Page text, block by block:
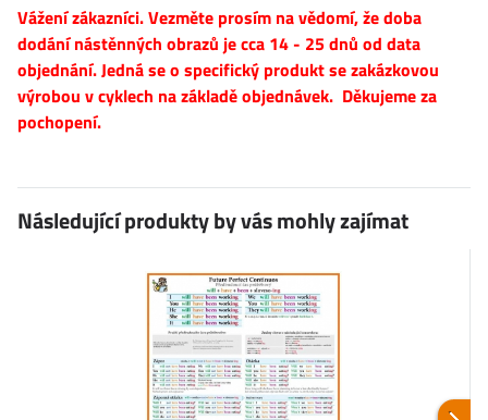
Vážení zákazníci. Vezměte prosím na vědomí, že doba
dodání nástěnných obrazů je cca 14 - 25 dnů od data
objednání. Jedná se o specifický produkt se zakázkovou
výrobou v cyklech na základě objednávek. Děkujeme za
pochopení.
Následující produkty by vás mohly zajímat